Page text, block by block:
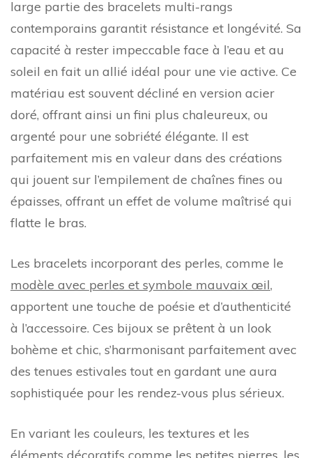
large partie des bracelets multi-rangs
contemporains garantit résistance et longévité. Sa
capacité à rester impeccable face à l’eau et au
soleil en fait un allié idéal pour une vie active. Ce
matériau est souvent décliné en version acier
doré, offrant ainsi un fini plus chaleureux, ou
argenté pour une sobriété élégante. Il est
parfaitement mis en valeur dans des créations
qui jouent sur l’empilement de chaînes fines ou
épaisses, offrant un effet de volume maîtrisé qui
flatte le bras.
Les bracelets incorporant des perles, comme le
modèle avec perles et symbole mauvaix œil,
apportent une touche de poésie et d’authenticité
à l’accessoire. Ces bijoux se prêtent à un look
bohème et chic, s’harmonisant parfaitement avec
des tenues estivales tout en gardant une aura
sophistiquée pour les rendez-vous plus sérieux.
En variant les couleurs, les textures et les
éléments décoratifs comme les petites pierres, les